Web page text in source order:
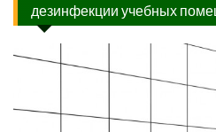
дезинфекции учебных